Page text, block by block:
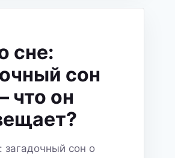
сне:
сон
что он
загадочный сон о